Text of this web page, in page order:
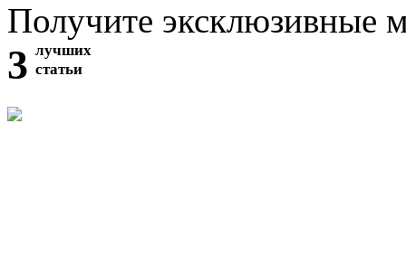
Получите эксклюзивные
3 лучших
статьи